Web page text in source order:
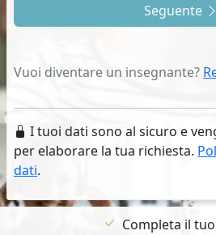
Seguente
Vuoi diventare un insegnante?
I tuoi dati sono al sicuro e
per elaborare la tua richiesta.
dati.
Completa il